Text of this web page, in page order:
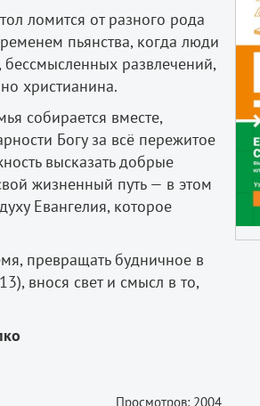
ломится от разного рода
пьянства, когда люди
развлечений,
христианина.
собирается вместе,
Богу за всё пережитое
высказать добрые
жизненный путь — в этом
Евангелия, которое
превращать будничное в
внося свет и смысл в то,
Просмотров: 2004